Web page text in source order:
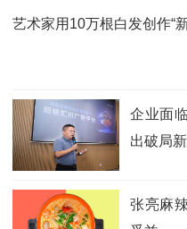
艺术家用10万根白发创作“
企业面
出破局
张亮麻